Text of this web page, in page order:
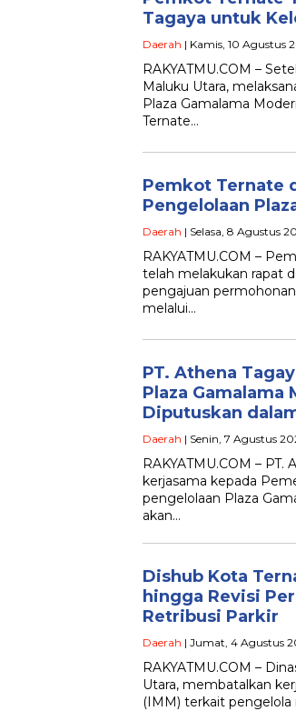
Tagaya untuk
Daerah | Kamis, 10 Agustus
RAKYATMU.COM –
Maluku Utara,
Plaza Gamalama
Ternate…
Pemkot Ternate
Pengelolaan
Daerah | Selasa, 8 Agustus
RAKYATMU.COM –
telah melakukan rapat
pengajuan
melalui…
PT. Athena
Plaza Gamalama
Diputuskan
Daerah | Senin, 7 Agustus
RAKYATMU.COM –
kerjasama kepada
pengelolaan Plaza
akan…
Dishub Kota
hingga Revisi
Retribusi Parkir
Daerah | Jumat, 4 Agustus
RAKYATMU.COM –
Utara, membatalkan
(IMM) terkait